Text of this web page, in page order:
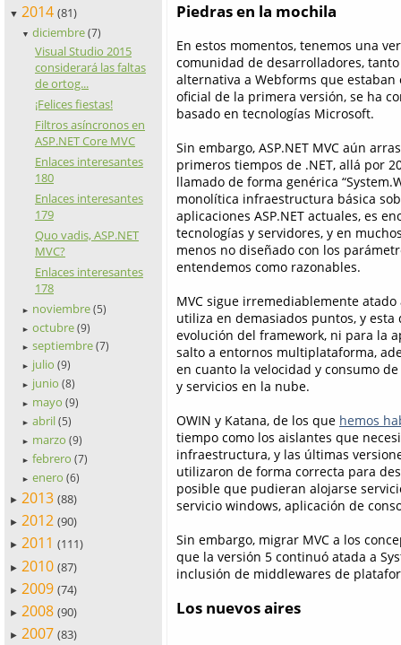
▼ 2014 (81)
▼ diciembre (7)
Visual Studio 2015
considerará las faltas
de ortog...
¡Felices fiestas!
Filtros asíncronos en
ASP.NET Core MVC
Enlaces interesantes
180
Enlaces interesantes
179
Quo vadis, ASP.NET
MVC?
Enlaces interesantes
178
► noviembre (5)
► octubre (9)
► septiembre (7)
► julio (9)
► junio (8)
► mayo (9)
► abril (5)
► marzo (9)
► febrero (7)
► enero (6)
► 2013 (88)
► 2012 (90)
► 2011 (111)
► 2010 (87)
► 2009 (74)
► 2008 (90)
► 2007 (83)
Piedras en la mochila
En estos momentos, tenemos una
comunidad de desarrolladores,
alternativa a Webforms que
oficial de la primera versión, se ha
basado en tecnologías Microsoft.
Sin embargo, ASP.NET MVC aún
primeros tiempos de .NET, allá por
llamado de forma genérica
monolítica infraestructura básica
aplicaciones ASP.NET actuales, es
tecnologías y servidores, y en
menos no diseñado con los
entendemos como razonables.
MVC sigue irremediablemente
utiliza en demasiados puntos, y
evolución del framework, ni para la
salto a entornos multiplataforma,
en cuanto la velocidad y consumo
y servicios en la nube.
OWIN y Katana, de los que hemos
tiempo como los aislantes que
infraestructura, y las últimas
utilizaron de forma correcta para
posible que pudieran alojarse
servicio windows, aplicación de
Sin embargo, migrar MVC a los
que la versión 5 continuó atada a
inclusión de middlewares de
Los nuevos aires